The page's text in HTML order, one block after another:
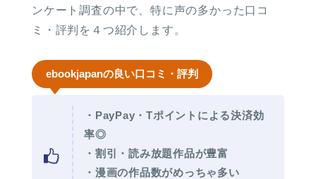
ンケート調査の中で、特に声の多かった口コ
ミ・評判を４つ紹介します。
ebookjapanの良い口コミ・評判
・PayPay・Tポイントによる決済効
率◎
・割引・読み放題作品が豊富
・漫画の作品数がめっちゃ多い